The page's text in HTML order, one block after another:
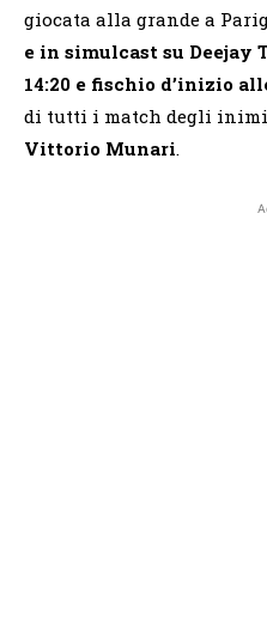
giocata alla grande a
e in simulcast su Deejay
14:20 e fischio d’inizio
di tutti i match degli
Vittorio Munari.